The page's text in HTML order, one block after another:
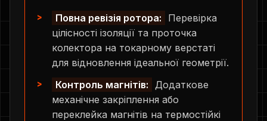
Повна ревізія ротора:
Перевірка
цілісності ізоляції та проточка
колектора на токарному верстаті
для відновлення ідеальної геометрії.
Контроль магнітів: Додаткове
механічне закріплення або
переклейка магнітів на термостійкі